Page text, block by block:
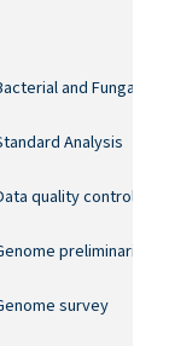
and Fungal
Analysis
quality control
preliminarily
survey